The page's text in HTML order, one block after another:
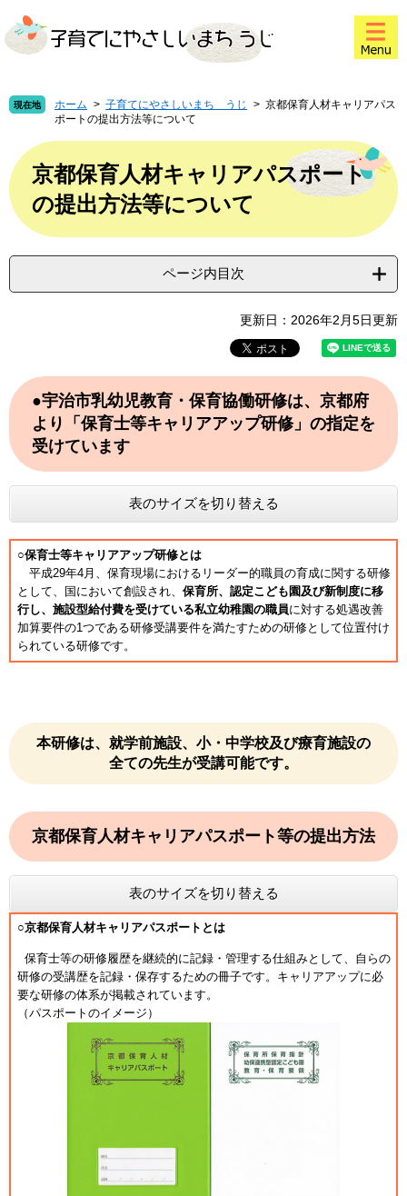
ー
ジ
ニ
ュ
本
文
現在地 ホーム > 子育てにやさしいまち うじ > 京都保育人材キャリアパス
ポートの提出方法等について
文
京都保育人材キャリアパスポート
の提出方法等について
ページ内目次
更新日：2026年2月5日更新
●宇治市乳幼児教育・保育協働研修は、京都府
より「保育士等キャリアアップ研修」の指定を
受けています
表のサイズを切り替える
○保育士等キャリアアップ研修とは
平成29年4月、保育現場におけるリーダー的職員の育成に関する研修
として、国において創設され、 保育所、認定こども園及び新制度に移
行し、施設型給付費を受けている私立幼稚園の職員に対する処遇改善
加算要件の1つである研修受講要件を満たすための研修として位置付け
られて​いる研修です。
本研修は、就学前施設、小・中学校及び療育施設の
全ての先生が受講可能です。
京都保育人材キャリアパスポート等の提出方法
表のサイズを切り替える
○京都保育人材キャリアパスポートとは
保育士等の研修履歴を継続的に記録・管理する仕組みとして、自らの
研修の受講歴を記録・保存するための冊子です。キャリアアップに必
要な研修の体系が掲載されています。
（パスポートのイメージ）